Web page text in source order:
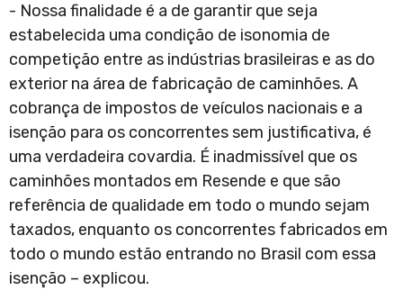
- Nossa finalidade é a de garantir que seja
estabelecida uma condição de isonomia de
competição entre as indústrias brasileiras e as do
exterior na área de fabricação de caminhões. A
cobrança de impostos de veículos nacionais e a
isenção para os concorrentes sem justificativa, é
uma verdadeira covardia. É inadmissível que os
caminhões montados em Resende e que são
referência de qualidade em todo o mundo sejam
taxados, enquanto os concorrentes fabricados em
todo o mundo estão entrando no Brasil com essa
isenção – explicou.